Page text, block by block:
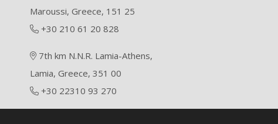
Maroussi, Greece, 151 25
+30 210 61 20 828
7th km N.N.R. Lamia-Athens,
Lamia, Greece, 351 00
+30 22310 93 270